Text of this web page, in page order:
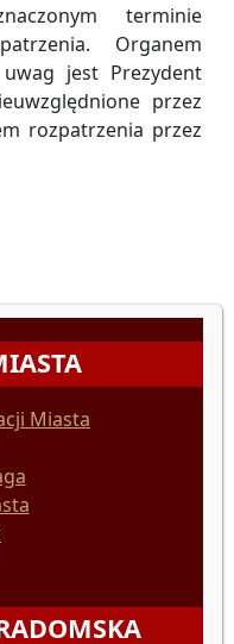
terminie
Organem
jest Prezydent
przez
rozpatrzenia przez
Miasta